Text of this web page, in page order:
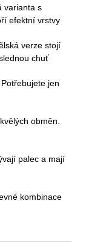
varianta s
efektní vrstvy
verze stojí
chuť
jen
obměn.
palec a mají
kombinace